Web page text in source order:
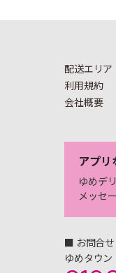
配送エリア
利用規約
会社概要
アプリ
ゆめデ
メッセ
■ お問合せ
ゆめタウ